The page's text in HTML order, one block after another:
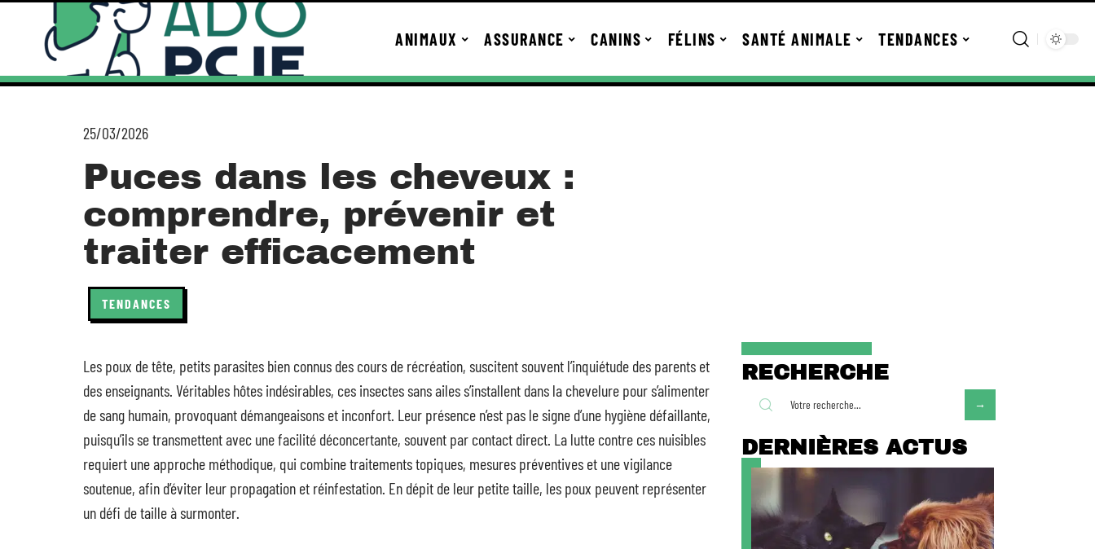
ANIMAUX ASSURANCE CANINS FÉLINS SANTÉ ANIMALE TENDANCES
25/03/2026
Puces dans les cheveux :
comprendre, prévenir et
traiter efficacement
TENDANCES
Les poux de tête, petits parasites bien connus des cours de récréation, suscitent souvent l’inquiétude des parents et
des enseignants. Véritables hôtes indésirables, ces insectes sans ailes s’installent dans la chevelure pour s’alimenter
de sang humain, provoquant démangeaisons et inconfort. Leur présence n’est pas le signe d’une hygiène défaillante,
puisqu’ils se transmettent avec une facilité déconcertante, souvent par contact direct. La lutte contre ces nuisibles
requiert une approche méthodique, qui combine traitements topiques, mesures préventives et une vigilance
soutenue, afin d’éviter leur propagation et réinfestation. En dépit de leur petite taille, les poux peuvent représenter
un défi de taille à surmonter.
RECHERCHE
DERNIÈRES ACTUS